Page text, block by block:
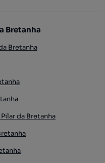
Bretanha
Bretanha
da Bretanha